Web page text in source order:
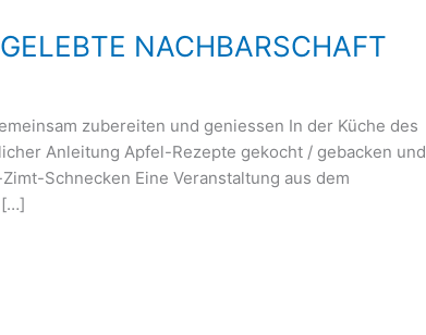
NACHBARSCHAFT
zubereiten und geniessen In der Küche des
Anleitung Apfel-Rezepte gekocht / gebacken und
Schnecken Eine Veranstaltung aus dem
[…]